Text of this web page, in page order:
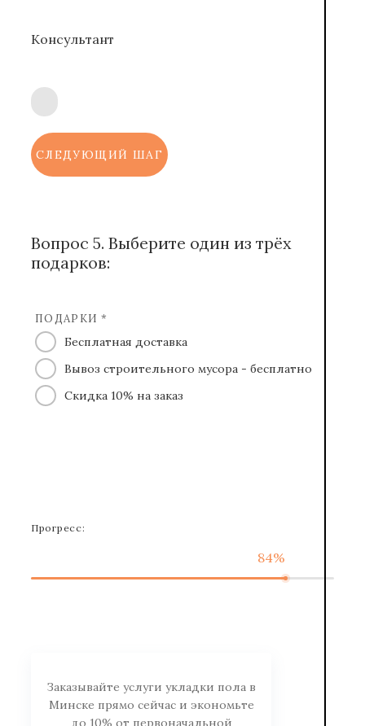
Консультант
СЛЕДУЮЩИЙ ШАГ
Вопрос 5. Выберите один из трёх
подарков:
ПОДАРКИ *
Бесплатная доставка
Вывоз строительного мусора - бесплатно
Скидка 10% на заказ
Прогресс:
84%
Заказывайте услуги укладки пола в
Минске прямо сейчас и экономьте
до 10% от первоначальной